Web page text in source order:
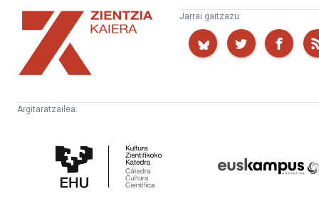
Zientzia
Kaiera
Jarrai gaitzazu:
Argitaratzailea:
Zientifikoko
Katedra